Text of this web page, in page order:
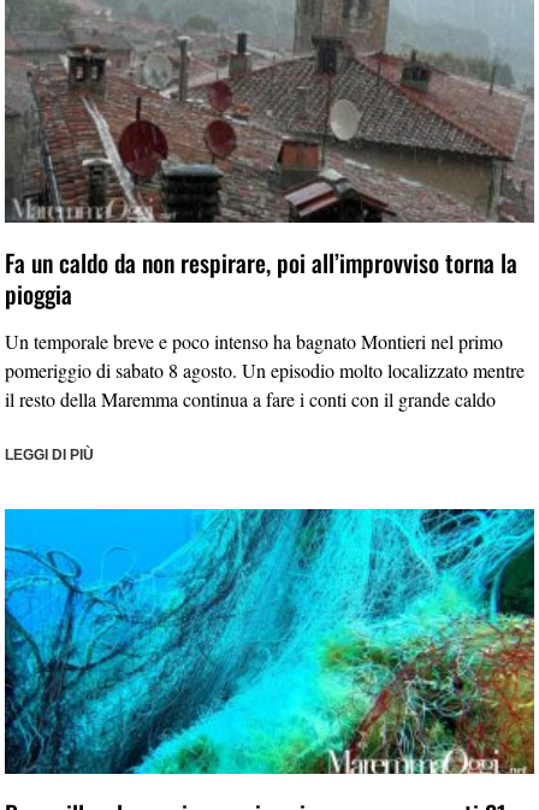
Fa un caldo da non respirare, poi all’improvviso torna la
pioggia
Un temporale breve e poco intenso ha bagnato Montieri nel primo
pomeriggio di sabato 8 agosto. Un episodio molto localizzato mentre
il resto della Maremma continua a fare i conti con il grande caldo
LEGGI DI PIÙ